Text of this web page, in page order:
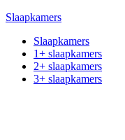
Slaapkamers
Slaapkamers
1+ slaapkamers
2+ slaapkamers
3+ slaapkamers